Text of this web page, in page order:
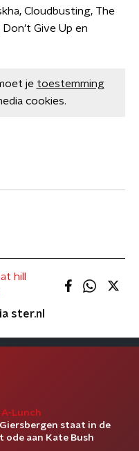
Cloudbusting, The
Don't Give Up en
je toestemming
cookies.
hill
ster.nl
Lunch
staat in de
ode aan Kate Bush